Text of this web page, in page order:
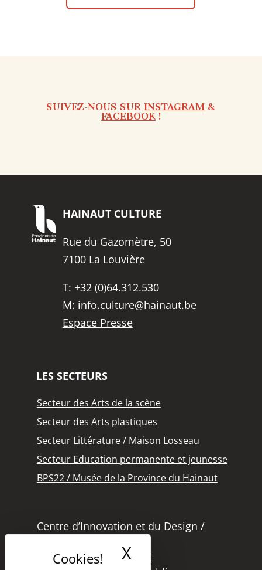
X Masquer le
SUIVEZ-NOUS SURINSTAGRAM &
FACEBOOK!
HAINAUT CULTURE
Rue du Gazomètre, 50
7100 La Louvière
T: +32 (0)64.312.530
M: info.culture@hainaut.be
Espace Presse
LES SECTEURS
Secteur des Arts de la scène
Secteur des Arts plastiques
Secteur Littérature / Maison Losseau
Secteur Education permanente et jeunesse
BPS22 / Musée de la Province du Hainaut
Centre d’Innovation et du Design /
Office des Métiers d’Art